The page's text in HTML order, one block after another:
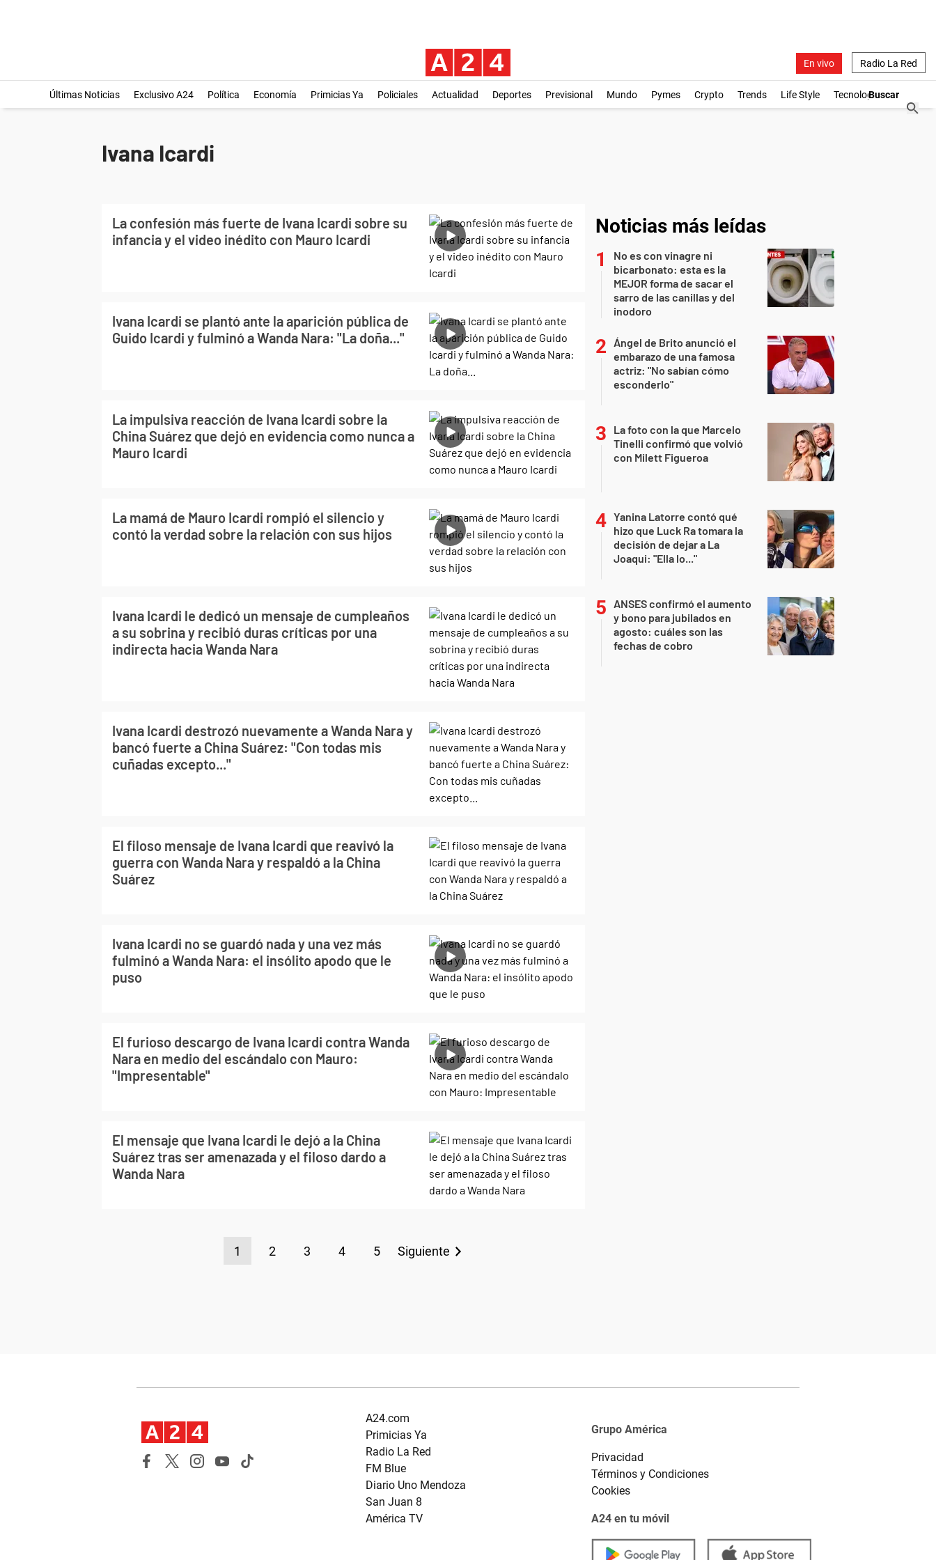
En vivo Radio La Red
Últimas Noticias Exclusivo A24 Política Economía Primicias Ya Policiales Actualidad Deportes Previsional Mundo Pymes Crypto Trends Life Style Tecnología
Ivana Icardi
La confesión más fuerte de Ivana Icardi sobre su
infancia y el video inédito con Mauro Icardi
Ivana Icardi se plantó ante la aparición pública de
Guido Icardi y fulminó a Wanda Nara: "La doña..."
La impulsiva reacción de Ivana Icardi sobre la
China Suárez que dejó en evidencia como nunca a
Mauro Icardi
La mamá de Mauro Icardi rompió el silencio y
contó la verdad sobre la relación con sus hijos
Ivana Icardi le dedicó un mensaje de cumpleaños
a su sobrina y recibió duras críticas por una
indirecta hacia Wanda Nara
Ivana Icardi destrozó nuevamente a Wanda Nara y
bancó fuerte a China Suárez: "Con todas mis
cuñadas excepto..."
El filoso mensaje de Ivana Icardi que reavivó la
guerra con Wanda Nara y respaldó a la China
Suárez
Ivana Icardi no se guardó nada y una vez más
fulminó a Wanda Nara: el insólito apodo que le
puso
El furioso descargo de Ivana Icardi contra Wanda
Nara en medio del escándalo con Mauro:
"Impresentable"
El mensaje que Ivana Icardi le dejó a la China
Suárez tras ser amenazada y el filoso dardo a
Wanda Nara
1 2 3 4 5 Siguiente
Noticias más leídas
No es con vinagre ni
bicarbonato: esta es la
MEJOR forma de sacar el
sarro de las canillas y del
inodoro
Ángel de Brito anunció el
embarazo de una famosa
actriz: "No sabían cómo
esconderlo"
La foto con la que Marcelo
Tinelli confirmó que volvió
con Milett Figueroa
Yanina Latorre contó qué
hizo que Luck Ra tomara la
decisión de dejar a La
Joaqui: "Ella lo..."
ANSES confirmó el aumento
y bono para jubilados en
agosto: cuáles son las
fechas de cobro
A24.com
Primicias Ya
Radio La Red
FM Blue
Diario Uno Mendoza
San Juan 8
América TV
Grupo América
Privacidad
Términos y Condiciones
Cookies
A24 en tu móvil